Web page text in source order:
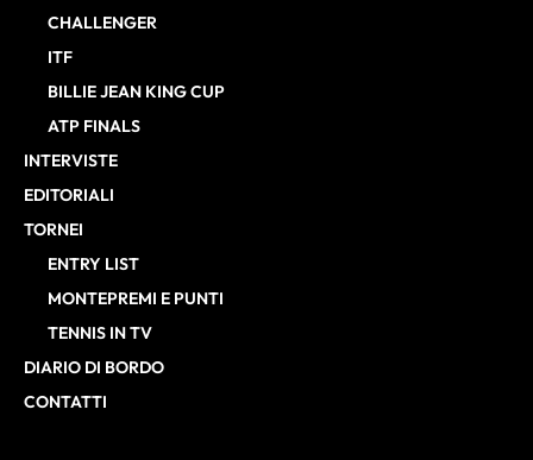
CHALLENGER
ITF
BILLIE JEAN KING CUP
ATP FINALS
INTERVISTE
EDITORIALI
TORNEI
ENTRY LIST
MONTEPREMI E PUNTI
TENNIS IN TV
DIARIO DI BORDO
CONTATTI